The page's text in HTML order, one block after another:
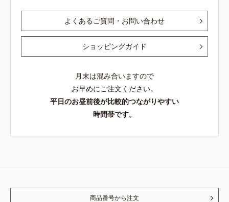
よくあるご質問・お問い合わせ
ショッピングガイド
月末は混み合いますので
お早めにご注文ください。
平日のお昼前後が比較的つながりやすい
時間帯です。
商品番号から注文